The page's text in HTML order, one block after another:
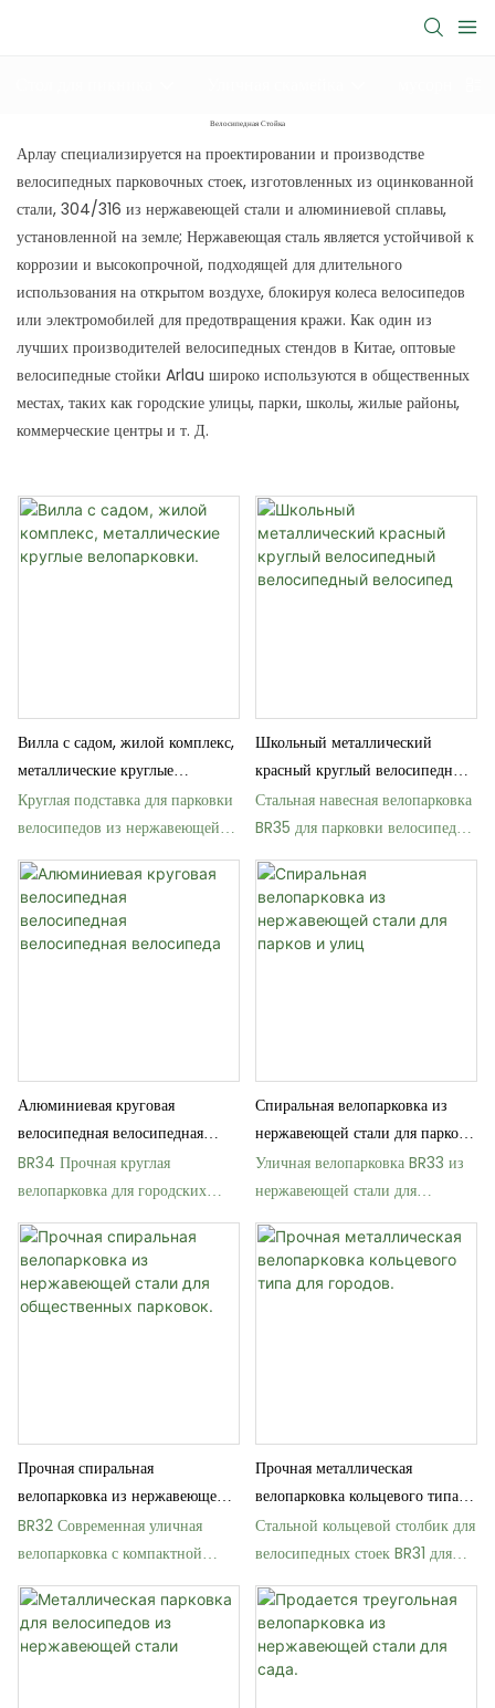
Велосипедная Стойка
Арлау специализируется на проектировании и производстве
велосипедных парковочных стоек, изготовленных из оцинкованной
стали, 304/316 из нержавеющей стали и алюминиевой сплавы,
установленной на земле; Нержавеющая сталь является устойчивой к
коррозии и высокопрочной, подходящей для длительного
использования на открытом воздухе, блокируя колеса велосипедов
или электромобилей для предотвращения кражи. Как один из
лучших производителей велосипедных стендов в Китае, оптовые
велосипедные стойки Arlau широко используются в общественных
местах, таких как городские улицы, парки, школы, жилые районы,
коммерческие центры и т. Д.
Вилла с садом, жилой комплекс,
металлические круглые
велопарковки.
Круглая подставка для парковки
велосипедов из нержавеющей
стали BR36
Школьный металлический
красный круглый велосипедный
велосипедный велосипед
Стальная навесная велопарковка
BR35 для парковки велосипедов
на открытом воздухе.
Алюминиевая круговая
велосипедная велосипедная
велосипедная велосипеда
BR34 Прочная круглая
велопарковка для городских
улиц
Спиральная велопарковка из
нержавеющей стали для парков
и улиц
Уличная велопарковка BR33 из
нержавеющей стали для
общественных мест
Прочная спиральная
велопарковка из нержавеющей
стали для общественных
парковок.
BR32 Современная уличная
велопарковка с компактной
спиральной конструкцией
Прочная металлическая
велопарковка кольцевого типа
для городов.
Стальной кольцевой столбик для
велосипедных стоек BR31 для
общественных велопарковок